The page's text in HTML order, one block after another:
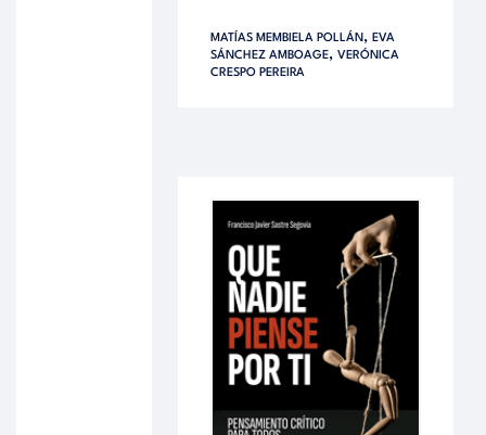
MATÍAS MEMBIELA POLLÁN, EVA
SÁNCHEZ AMBOAGE, VERÓNICA
CRESPO PEREIRA